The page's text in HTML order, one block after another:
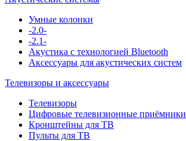
Умные колонки
-2.0-
-2.1-
Акустика с технологией Bluetooth
Аксессуары для акустических систем
Телевизоры и аксессуары
Телевизоры
Цифровые телевизионные приёмники
Кронштейны для ТВ
Пульты для ТВ